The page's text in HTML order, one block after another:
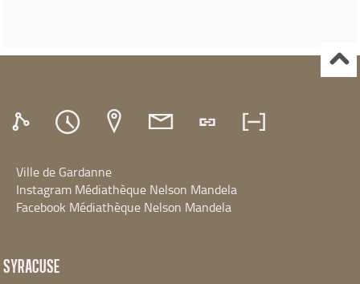
Ville de Gardanne
Instagram Médiathèque Nelson Mandela
Facebook Médiathèque Nelson Mandela
SYRACUSE